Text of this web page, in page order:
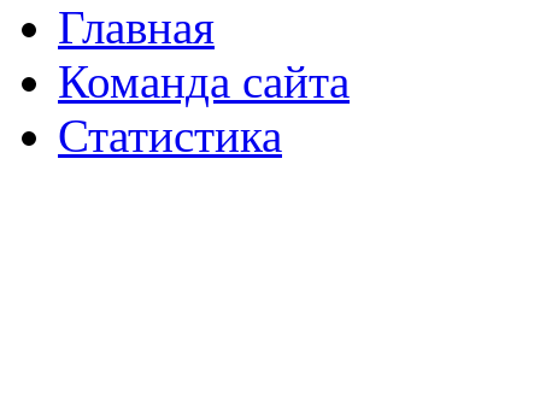
Главная
Команда сайта
Статистика